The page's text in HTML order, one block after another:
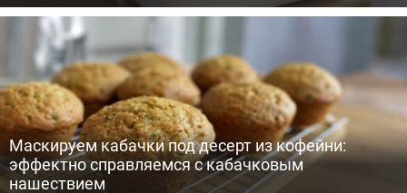
Маскируем кабачки под десерт из кофейни:
эффектно справляемся с кабачковым
нашествием